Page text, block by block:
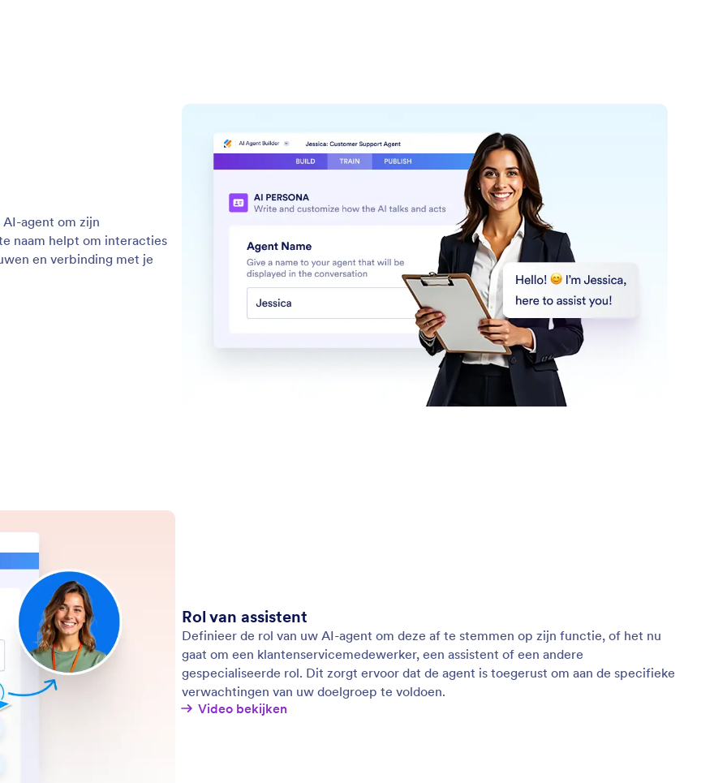
agent om zijn
naam helpt om interacties
en verbinding met je
Rol van assistent
Definieer de rol van uw AI-agent om deze af te stemmen op zijn functie, of het nu
gaat om een klantenservicemedewerker, een assistent of een andere
gespecialiseerde rol. Dit zorgt ervoor dat de agent is toegerust om aan de specifieke
verwachtingen van uw doelgroep te voldoen.
Video bekijken